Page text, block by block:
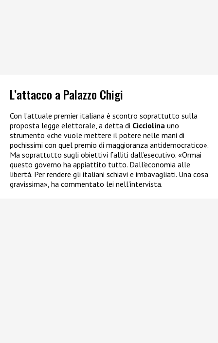
L’attacco a Palazzo Chigi
Con l’attuale premier italiana è scontro soprattutto sulla
proposta legge elettorale, a detta di Cicciolina uno
strumento «che vuole mettere il potere nelle mani di
pochissimi con quel premio di maggioranza antidemocratico».
Ma soprattutto sugli obiettivi falliti dall’esecutivo. «Ormai
questo governo ha appiattito tutto. Dall’economia alle
libertà. Per rendere gli italiani schiavi e imbavagliati. Una cosa
gravissima», ha commentato lei nell’intervista.